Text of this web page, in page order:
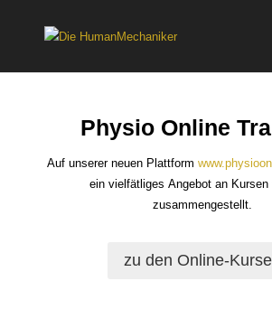
Physio Online
Auf unserer neuen Plattform
ein vielfätliges Angebot an Kursen
zusammengestellt.
zu den Online-